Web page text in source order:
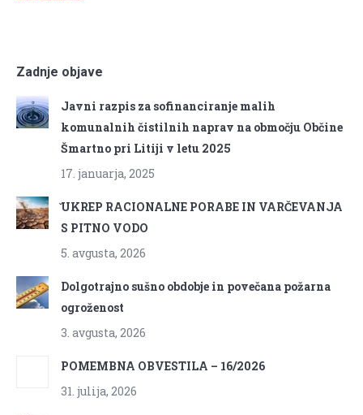
Zadnje objave
Javni razpis za sofinanciranje malih
komunalnih čistilnih naprav na območju Občine
Šmartno pri Litiji v letu 2025
17. januarja, 2025
̌UKREP RACIONALNE PORABE IN VARČEVANJA
S PITNO VODO
5. avgusta, 2026
Dolgotrajno sušno obdobje in povečana požarna
ogroženost
3. avgusta, 2026
POMEMBNA OBVESTILA – 16/2026
31. julija, 2026